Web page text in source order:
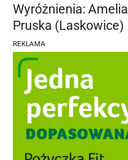
Wyróżnienia:
Pruska (Laskowice)
REKLAMA